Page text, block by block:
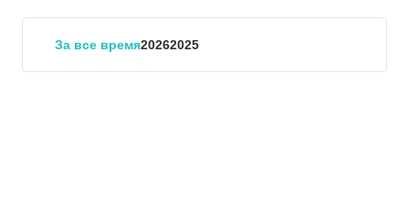
За все время20262025